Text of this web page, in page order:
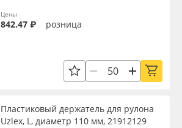
Цены
842.47 ₽ розница
Пластиковый держатель для рулона
Uzlex, L, диаметр 110 мм, 21912129